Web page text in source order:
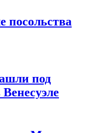
посольства
под